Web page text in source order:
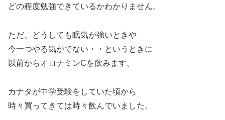
どの程度勉強できているかわかりません。
ただ、どうしても眠気が強いときや
今一つやる気がでない・・というときに
以前からオロナミンCを飲みます。
カナタが中学受験をしていた頃から
時々買ってきては時々飲んでいました。